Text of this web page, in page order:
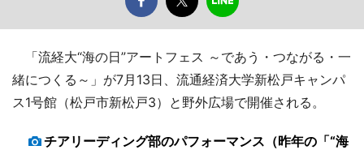
「流経大“海の日”アートフェス ～であう・つながる・一
緒につくる～」が7月13日、流通経済大学新松戸キャンパ
ス1号館（松戸市新松戸3）と野外広場で開催される。
チアリーディング部のパフォーマンス（昨年の「“海